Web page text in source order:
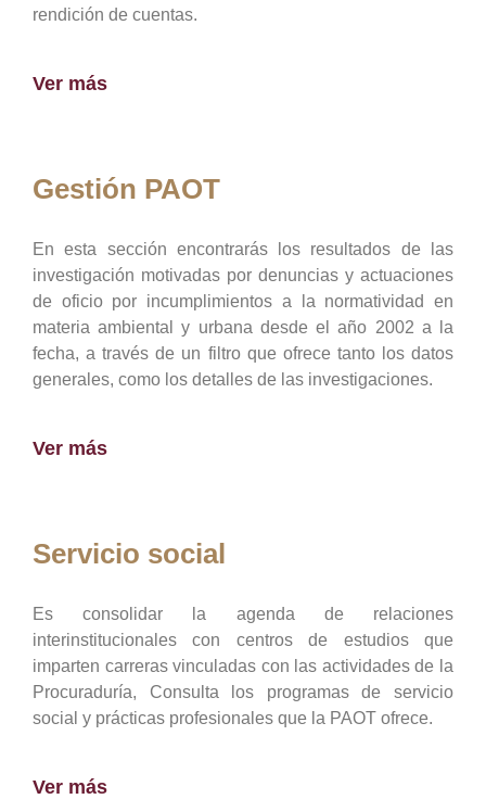
rendición de cuentas.
Ver más
Gestión PAOT
En esta sección encontrarás los resultados de las
investigación motivadas por denuncias y actuaciones
de oficio por incumplimientos a la normatividad en
materia ambiental y urbana desde el año 2002 a la
fecha, a través de un filtro que ofrece tanto los datos
generales, como los detalles de las investigaciones.
Ver más
Servicio social
Es consolidar la agenda de relaciones
interinstitucionales con centros de estudios que
imparten carreras vinculadas con las actividades de la
Procuraduría, Consulta los programas de servicio
social y prácticas profesionales que la PAOT ofrece.
Ver más